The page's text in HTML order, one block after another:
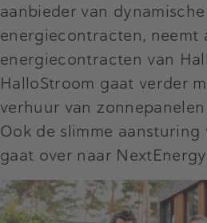
aanbieder van dynamische
energiecontracten, neemt
energiecontracten van
HalloStroom gaat verder
verhuur van
Ook de slimme
gaat over naar